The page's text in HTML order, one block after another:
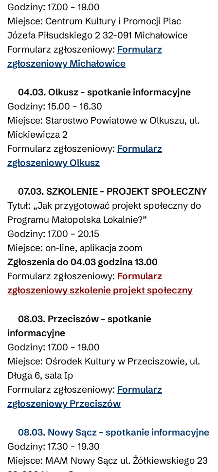
Godziny: 17.00 – 19.00
Miejsce: Centrum Kultury i Promocji Plac
Józefa Piłsudskiego 2 32-091 Michałowice
Formularz zgłoszeniowy: Formularz
zgłoszeniowy Michałowice
04.03. Olkusz – spotkanie informacyjne
Godziny: 15.00 – 16.30
Miejsce: Starostwo Powiatowe w Olkuszu, ul.
Mickiewicza 2
Formularz zgłoszeniowy: Formularz
zgłoszeniowy Olkusz
07.03. SZKOLENIE – PROJEKT SPOŁECZNY
Tytuł: „Jak przygotować projekt społeczny do
Programu Małopolska Lokalnie?”
Godziny: 17.00 – 20.15
Miejsce: on-line, aplikacja zoom
Zgłoszenia do 04.03 godzina 13.00
Formularz zgłoszeniowy: Formularz
zgłoszeniowy szkolenie projekt społeczny
08.03. Przeciszów – spotkanie
informacyjne
Godziny: 17.00 – 19.00
Miejsce: Ośrodek Kultury w Przeciszowie, ul.
Długa 6, sala Ip
Formularz zgłoszeniowy: Formularz
zgłoszeniowy Przeciszów
08.03. Nowy Sącz – spotkanie informacyjne
Godziny: 17.30 – 19.30
Miejsce: MAM Nowy Sącz ul. Żółkiewskiego 23